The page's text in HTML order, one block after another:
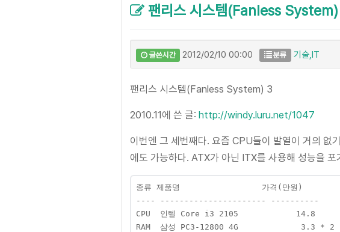
팬리스 시스템(Fanless
글쓴시간 2012/02/10 00:00 분류 기술,IT
팬리스 시스템(Fanless System) 3
2010.11에 쓴 글: http://windy.luru.net/1047
이번엔 그 세번째다. 요즘 CPU들이 발열이 거의 없
에도 가능하다. ATX가 아닌 ITX를 사용해 성능을
종류 제품명                 가격(만원)
---- ---------------------- ----------
CPU  인텔 Core i3 2105            14.8
RAM  삼성 PC3-12800 4G             3.3 * 2